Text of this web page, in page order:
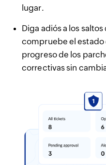
lugar.
Diga adiós a los
compruebe el estado
progreso de los
correctivas sin